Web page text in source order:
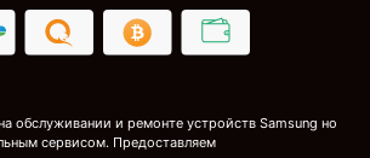
обслуживании и ремонте устройств Samsung но
сервисом. Предоставляем